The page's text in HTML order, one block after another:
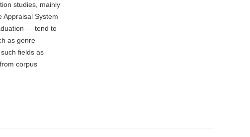
studies, mainly
Appraisal System
— tend to
as genre
fields as
corpus